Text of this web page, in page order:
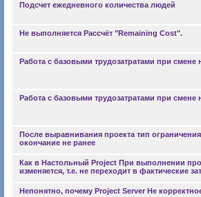
Подсчет ежедневного количества людей
Не выполняется Рассчёт "Remaining Cost".
Работа с базовыми трудозатратами при смене
Работа с базовыми трудозатратами при смене
После выравнивания проекта тип
окончание не ранее
Как в Настольный Project При выполнении
изменяется, т.е. не переходит в фактические
Непонятно, почему Project Server Не